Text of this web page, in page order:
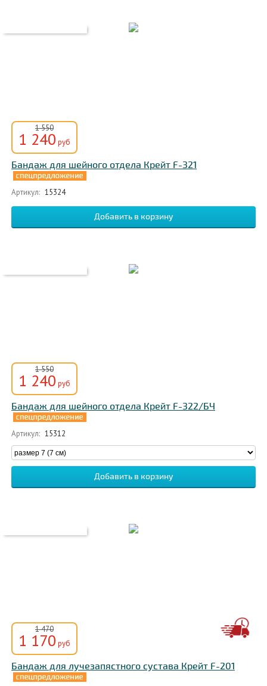
1 550
1 240 руб
Бандаж для шейного отдела Крейт F-321
Артикул: 15324
1 550
1 240 руб
Бандаж для шейного отдела Крейт F-322/БЧ
Артикул: 15312
1 470
1 170 руб
Бандаж для лучезапястного сустава Крейт F-201